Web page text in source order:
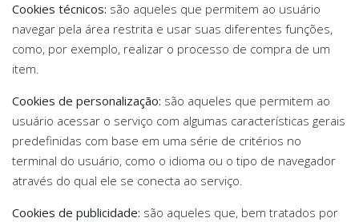
Cookies técnicos: são aqueles que permitem ao usuário
navegar pela área restrita e usar suas diferentes funções,
como, por exemplo, realizar o processo de compra de um
item.
Cookies de personalização: são aqueles que permitem ao
usuário acessar o serviço com algumas características gerais
predefinidas com base em uma série de critérios no
terminal do usuário, como o idioma ou o tipo de navegador
através do qual ele se conecta ao serviço.
Cookies de publicidade: são aqueles que, bem tratados por